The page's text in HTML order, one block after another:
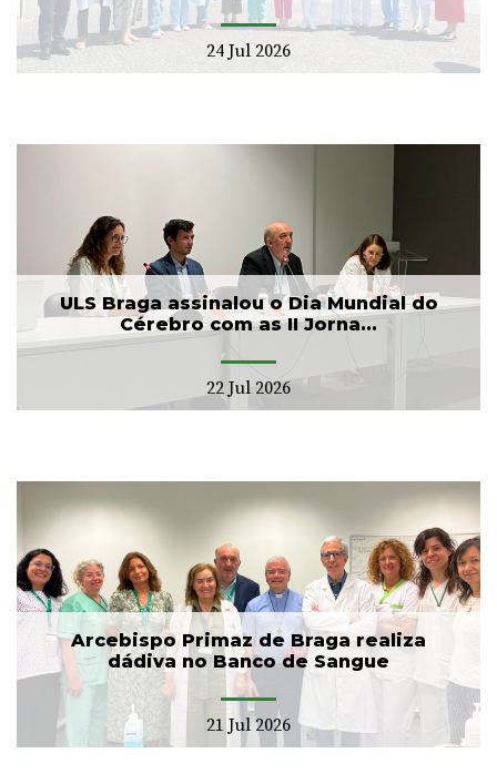
24 Jul 2026
ULS Braga assinalou o Dia Mundial do
Cérebro com as II Jorna...
22 Jul 2026
Arcebispo Primaz de Braga realiza
dádiva no Banco de Sangue
21 Jul 2026